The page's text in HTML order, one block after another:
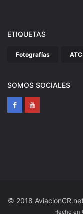
ETIQUETAS
Fotografías ATC
SOMOS SOCIALES
© 2018
Hecho en